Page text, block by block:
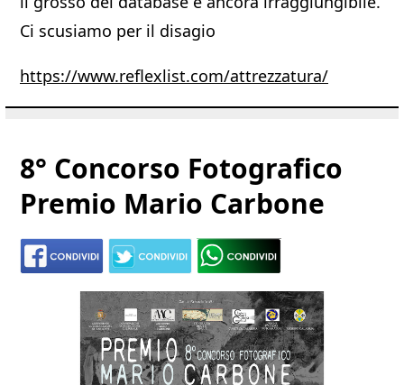
Ci scusiamo per il disagio
https://www.reflexlist.com/attrezzatura/
8° Concorso Fotografico
Premio Mario Carbone